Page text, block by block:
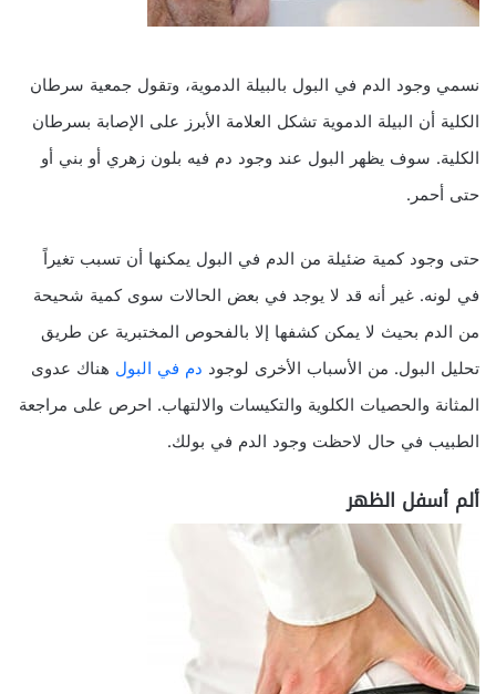
نسمي وجود الدم في البول بالبيلة الدموية، وتقول جمعية سرطان
الكلية أن البيلة الدموية تشكل العلامة الأبرز على الإصابة بسرطان
الكلية. سوف يظهر البول عند وجود دم فيه بلون زهري أو بني أو
حتى أحمر.
حتى وجود كمية ضئيلة من الدم في البول يمكنها أن تسبب تغيراً
في لونه. غير أنه قد لا يوجد في بعض الحالات سوى كمية شحيحة
من الدم بحيث لا يمكن كشفها إلا بالفحوص المختبرية عن طريق
تحليل البول. من الأسباب الأخرى لوجود دم في البول هناك عدوى
المثانة والحصيات الكلوية والتكيسات والالتهاب. احرص على مراجعة
الطبيب في حال لاحظت وجود الدم في بولك.
ألم أسفل الظهر